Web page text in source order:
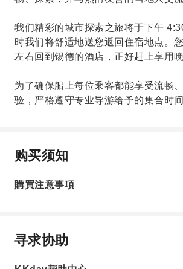
我们精彩的城市探索之旅将于下午
时我们将舒适地送您返回住宿地点。
左右回到锡德的酒店，正好赶上享用晚
为了确保船上每位乘客都能享受流畅
验，严格遵守专业导游给予的集合时间
购买须知
購買注意事項
寻求协助